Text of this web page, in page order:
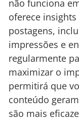
não funciona
oferece
postagens,
impressões e
regularmente
maximizar o
permitirá que
conteúdo
são mais